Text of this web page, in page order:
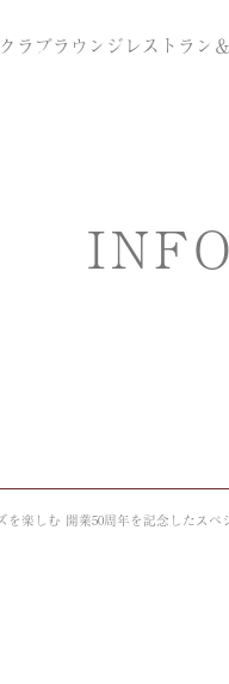
クラブラウンジレストラン
楽しむ 開業50周年を記念したス